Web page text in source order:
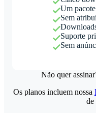
Um
Sem
Suporte
Sem
Não quer
Os planos incluem nossa
de